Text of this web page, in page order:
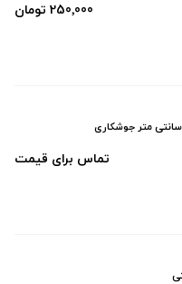
250٬000 تومان
تماس برای قیمت